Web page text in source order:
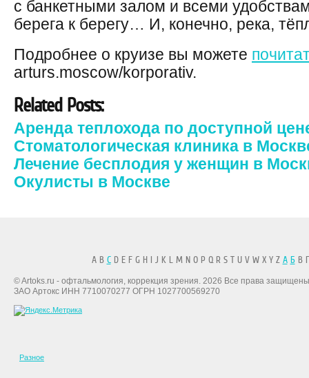
с банкетными залом и всеми
берега к берегу… И, конечно, река,
Подробнее о круизе вы можете
arturs.moscow/korporativ.
Related Posts:
Аренда теплохода по доступной
Стоматологическая клиника в
Лечение бесплодия у женщин в
Окулисты в Москве
A B CD E F G H I J K L M N O P Q R S T U V W X Y Z А БВ
© Artoks.ru - офтальмология, коррекция зрения. 2026 Все права
ЗАО Артокс ИНН 7710070277 ОГРН 1027700569270
Разное